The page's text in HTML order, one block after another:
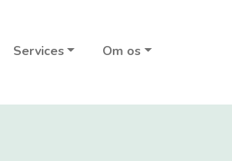
Services Om os